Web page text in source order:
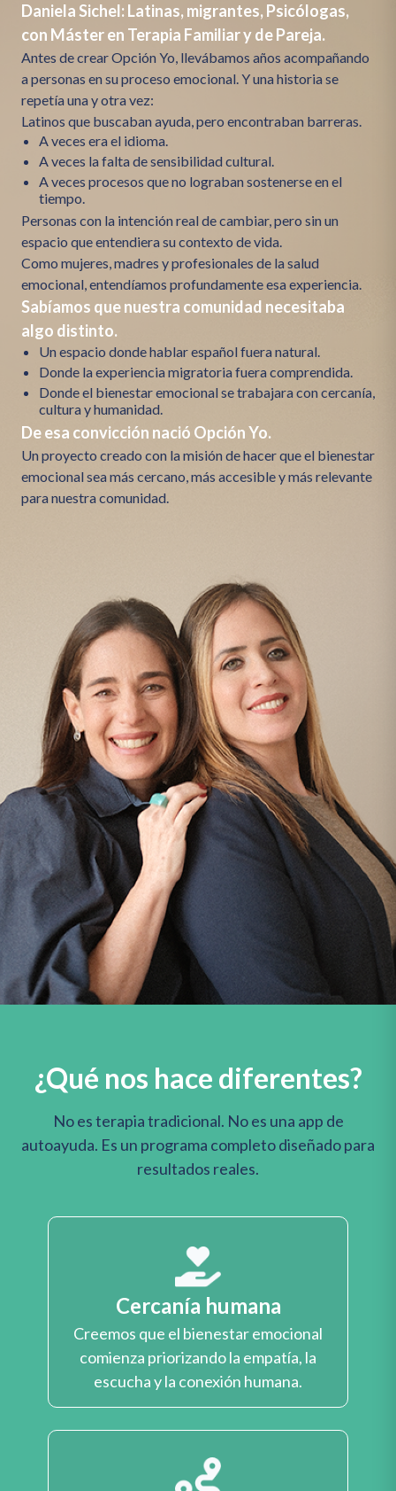
Daniela Sichel: Latinas, migrantes, Psicólogas,
con Máster en Terapia Familiar y de Pareja.
Antes de crear Opción Yo, llevábamos años acompañando
a personas en su proceso emocional. Y una historia se
repetía una y otra vez:
Latinos que buscaban ayuda, pero encontraban barreras.
A veces era el idioma.
A veces la falta de sensibilidad cultural.
A veces procesos que no lograban sostenerse en el
tiempo.
Personas con la intención real de cambiar, pero sin un
espacio que entendiera su contexto de vida.
Como mujeres, madres y profesionales de la salud
emocional, entendíamos profundamente esa experiencia.
Sabíamos que nuestra comunidad necesitaba
algo distinto.
Un espacio donde hablar español fuera natural.
Donde la experiencia migratoria fuera comprendida.
Donde el bienestar emocional se trabajara con cercanía,
cultura y humanidad.
De esa convicción nació Opción Yo.
Un proyecto creado con la misión de hacer que el bienestar
emocional sea más cercano, más accesible y más relevante
para nuestra comunidad.
¿Qué nos hace diferentes?
No es terapia tradicional. No es una app de
autoayuda. Es un programa completo diseñado para
resultados reales.
Cercanía humana
Creemos que el bienestar emocional
comienza priorizando la empatía, la
escucha y la conexión humana.